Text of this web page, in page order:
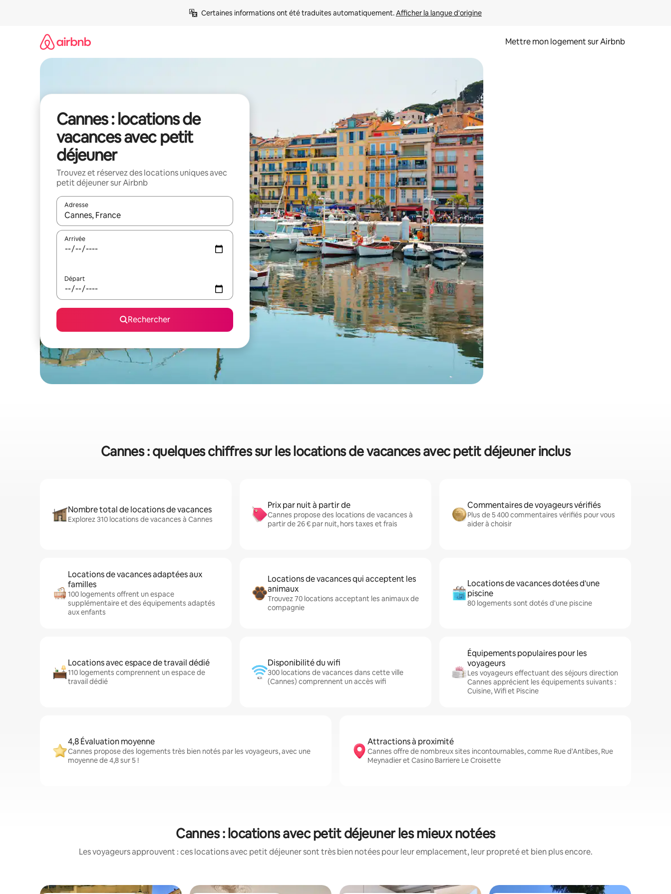
Certaines informations ont été traduites automatiquement. Afficher la langue d'origine
Mettre mon logement sur Airbnb
Cannes : locations de
vacances avec petit
déjeuner
Trouvez et réservez des locations uniques avec
petit déjeuner sur Airbnb
Adresse
Lorsque les résultats s'affichent, utilisez les flèches vers le haut et vers le bas pour les parcourir ou en appuyant et en faisant glisser.
Arrivée
Départ
Rechercher
Cannes : quelques chiffres sur les locations de vacances avec petit déjeuner inclus
Nombre total de locations de vacances
Explorez 310 locations de vacances à Cannes
Prix par nuit à partir de
Cannes propose des locations de vacances à
partir de 26 € par nuit, hors taxes et frais
Commentaires de voyageurs vérifiés
Plus de 5 400 commentaires vérifiés pour vous
aider à choisir
Locations de vacances adaptées aux
familles
100 logements offrent un espace
supplémentaire et des équipements adaptés
aux enfants
Locations de vacances qui acceptent les
animaux
Trouvez 70 locations acceptant les animaux de
compagnie
Locations de vacances dotées d'une
piscine
80 logements sont dotés d'une piscine
Locations avec espace de travail dédié
110 logements comprennent un espace de
travail dédié
Disponibilité du wifi
300 locations de vacances dans cette ville
(Cannes) comprennent un accès wifi
Équipements populaires pour les
voyageurs
Les voyageurs effectuant des séjours direction
Cannes apprécient les équipements suivants :
Cuisine, Wifi et Piscine
4,8 Évaluation moyenne
Cannes propose des logements très bien notés par les voyageurs, avec une
moyenne de 4,8 sur 5 !
Attractions à proximité
Cannes offre de nombreux sites incontournables, comme Rue d'Antibes, Rue
Meynadier et Casino Barriere Le Croisette
Cannes : locations avec petit déjeuner les mieux notées
Les voyageurs approuvent : ces locations avec petit déjeuner sont très bien notées pour leur emplacement, leur propreté et bien plus encore.